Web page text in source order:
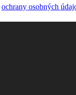
ochrany osobných